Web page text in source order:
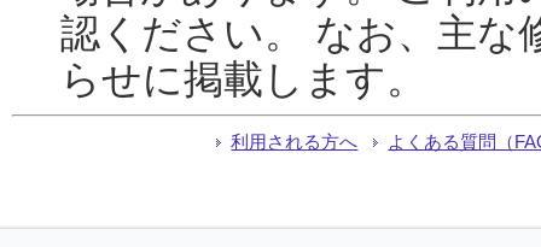
認ください。 なお、主な
らせに掲載します。
利用される方へ よくある質問（